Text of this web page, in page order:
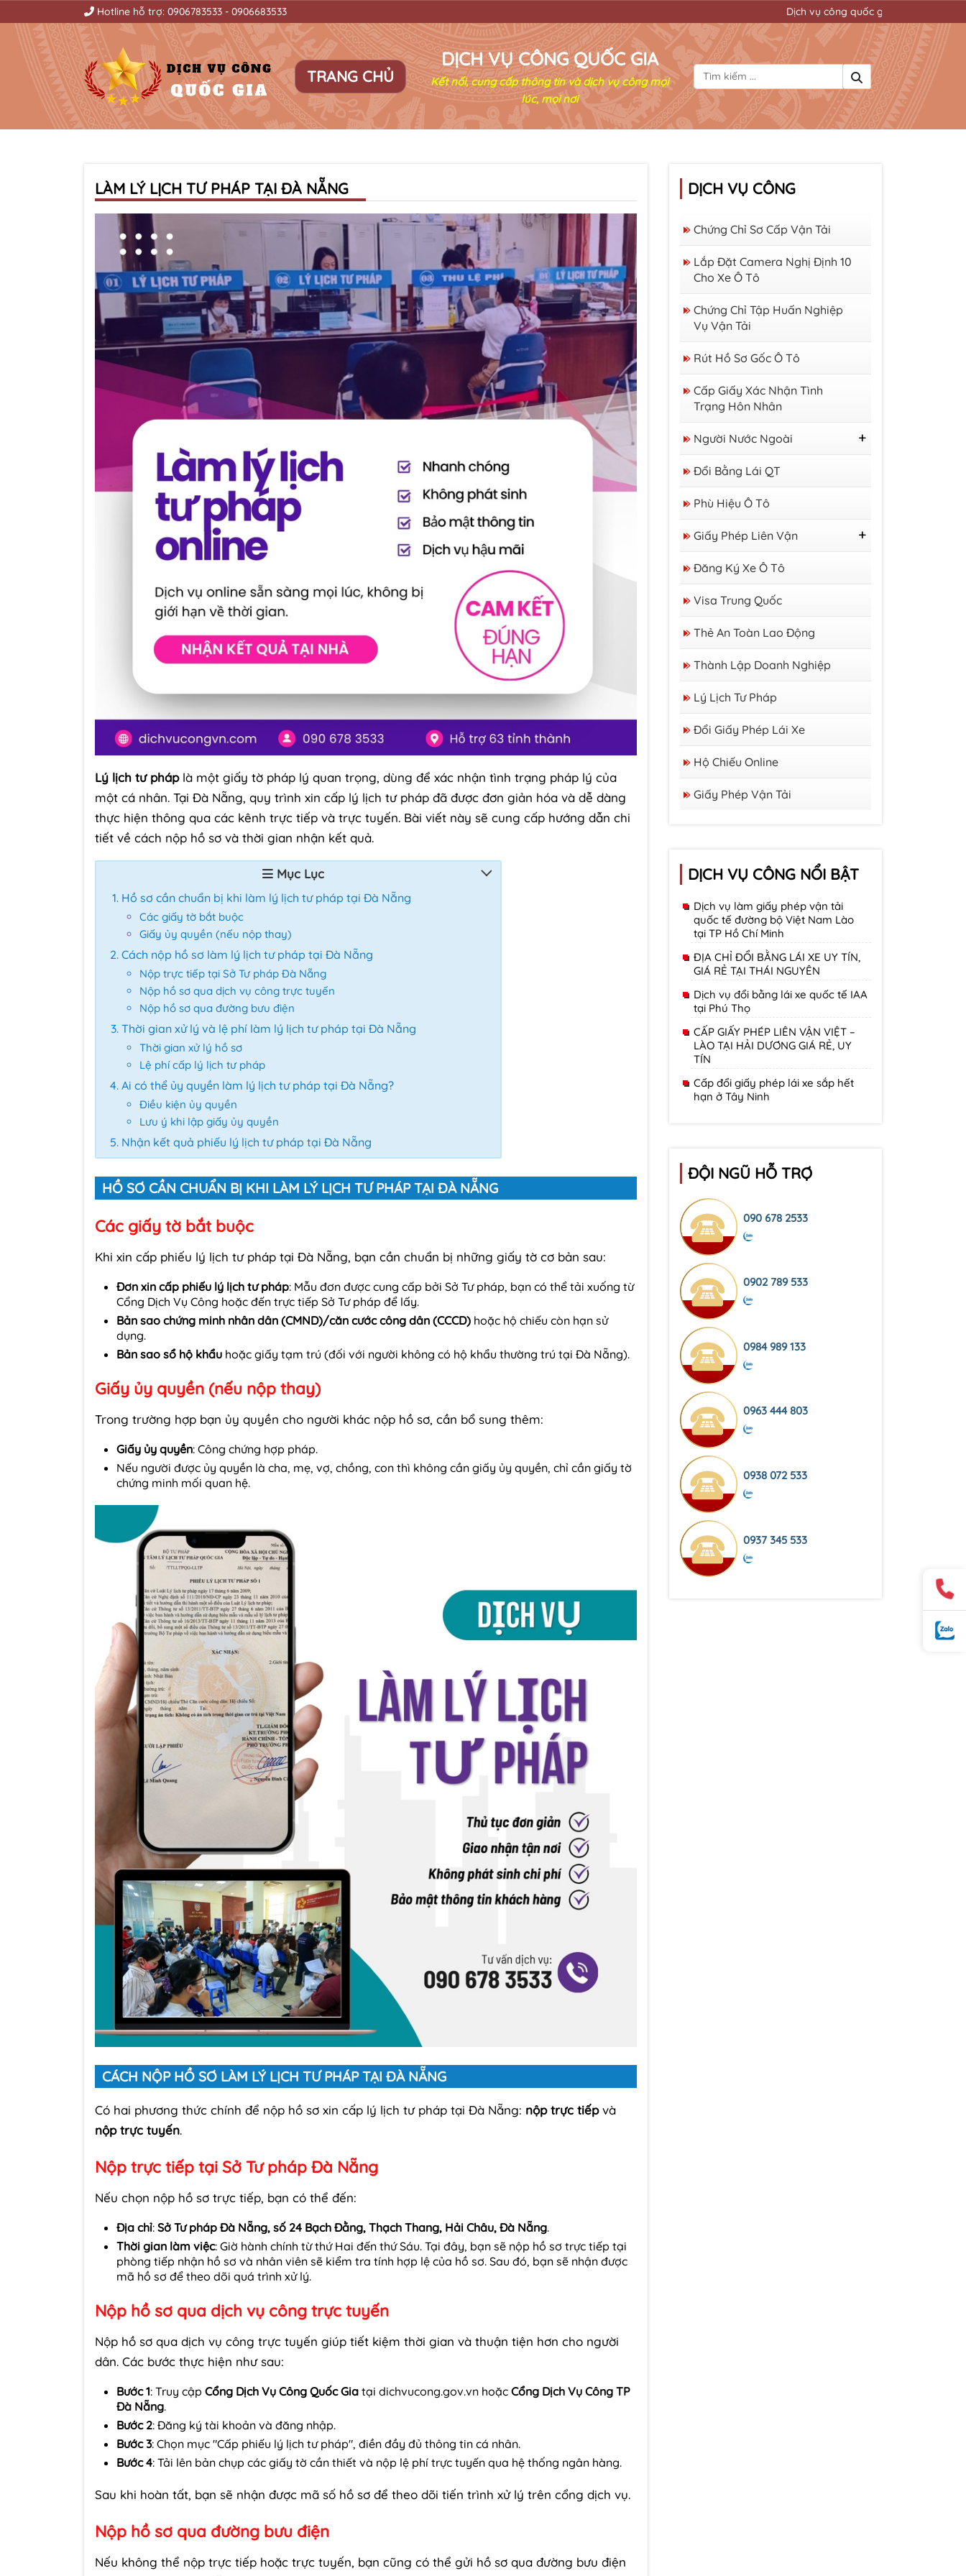
Hotline hỗ trợ: 0906783533 - 0906683533 Dịch vụ công quốc gia đơn giản mọi thủ tục hành
TRANG CHỦ
DỊCH VỤ CÔNG QUỐC GIA
Kết nối, cung cấp thông tin và dịch vụ công mọi
lúc, mọi nơi
LÀM LÝ LỊCH TƯ PHÁP TẠI ĐÀ NẴNG
Lý lịch tư pháplà một giấy tờ pháp lý quan trọng, dùng để xác nhận tình trạng pháp lý của
một cá nhân. Tại Đà Nẵng, quy trình xin cấp lý lịch tư pháp đã được đơn giản hóa và dễ dàng
thực hiện thông qua các kênh trực tiếp và trực tuyến. Bài viết này sẽ cung cấp hướng dẫn chi
tiết về cách nộp hồ sơ và thời gian nhận kết quả.
Mục Lục
Hồ sơ cần chuẩn bị khi làm lý lịch tư pháp tại Đà Nẵng
Các giấy tờ bắt buộc
Giấy ủy quyền (nếu nộp thay)
Cách nộp hồ sơ làm lý lịch tư pháp tại Đà Nẵng
Nộp trực tiếp tại Sở Tư pháp Đà Nẵng
Nộp hồ sơ qua dịch vụ công trực tuyến
Nộp hồ sơ qua đường bưu điện
Thời gian xử lý và lệ phí làm lý lịch tư pháp tại Đà Nẵng
Thời gian xử lý hồ sơ
Lệ phí cấp lý lịch tư pháp
Ai có thể ủy quyền làm lý lịch tư pháp tại Đà Nẵng?
Điều kiện ủy quyền
Lưu ý khi lập giấy ủy quyền
Nhận kết quả phiếu lý lịch tư pháp tại Đà Nẵng
HỒ SƠ CẦN CHUẨN BỊ KHI LÀM LÝ LỊCH TƯ PHÁP TẠI ĐÀ NẴNG
Các giấy tờ bắt buộc
Khi xin cấp phiếu lý lịch tư pháp tại Đà Nẵng, bạn cần chuẩn bị những giấy tờ cơ bản sau:
Đơn xin cấp phiếu lý lịch tư pháp: Mẫu đơn được cung cấp bởi Sở Tư pháp, bạn có thể tải xuống từ
Cổng Dịch Vụ Công hoặc đến trực tiếp Sở Tư pháp để lấy.
Bản sao chứng minh nhân dân (CMND)/căn cước công dân (CCCD) hoặc hộ chiếu còn hạn sử
dụng.
Bản sao sổ hộ khẩu hoặc giấy tạm trú (đối với người không có hộ khẩu thường trú tại Đà Nẵng).
Giấy ủy quyền (nếu nộp thay)
Trong trường hợp bạn ủy quyền cho người khác nộp hồ sơ, cần bổ sung thêm:
Giấy ủy quyền: Công chứng hợp pháp.
Nếu người được ủy quyền là cha, mẹ, vợ, chồng, con thì không cần giấy ủy quyền, chỉ cần giấy tờ
chứng minh mối quan hệ.
CÁCH NỘP HỒ SƠ LÀM LÝ LỊCH TƯ PHÁP TẠI ĐÀ NẴNG
Có hai phương thức chính để nộp hồ sơ xin cấp lý lịch tư pháp tại Đà Nẵng: nộp trực tiếpvà
nộp trực tuyến.
Nộp trực tiếp tại Sở Tư pháp Đà Nẵng
Nếu chọn nộp hồ sơ trực tiếp, bạn có thể đến:
Địa chỉ: Sở Tư pháp Đà Nẵng, số 24 Bạch Đằng, Thạch Thang, Hải Châu, Đà Nẵng.
Thời gian làm việc: Giờ hành chính từ thứ Hai đến thứ Sáu. Tại đây, bạn sẽ nộp hồ sơ trực tiếp tại
phòng tiếp nhận hồ sơ và nhân viên sẽ kiểm tra tính hợp lệ của hồ sơ. Sau đó, bạn sẽ nhận được
mã hồ sơ để theo dõi quá trình xử lý.
Nộp hồ sơ qua dịch vụ công trực tuyến
Nộp hồ sơ qua dịch vụ công trực tuyến giúp tiết kiệm thời gian và thuận tiện hơn cho người
dân. Các bước thực hiện như sau:
Bước 1: Truy cập Cổng Dịch Vụ Công Quốc Gia tại dichvucong.gov.vn hoặc Cổng Dịch Vụ Công TP
Đà Nẵng.
Bước 2: Đăng ký tài khoản và đăng nhập.
Bước 3: Chọn mục "Cấp phiếu lý lịch tư pháp", điền đầy đủ thông tin cá nhân.
Bước 4: Tải lên bản chụp các giấy tờ cần thiết và nộp lệ phí trực tuyến qua hệ thống ngân hàng.
Sau khi hoàn tất, bạn sẽ nhận được mã số hồ sơ để theo dõi tiến trình xử lý trên cổng dịch vụ.
Nộp hồ sơ qua đường bưu điện
Nếu không thể nộp trực tiếp hoặc trực tuyến, bạn cũng có thể gửi hồ sơ qua đường bưu điện
DỊCH VỤ CÔNG
Chứng Chỉ Sơ Cấp Vận Tải
Lắp Đặt Camera Nghị Định 10
Cho Xe Ô Tô
Chứng Chỉ Tập Huấn Nghiệp
Vụ Vận Tải
Rút Hồ Sơ Gốc Ô Tô
Cấp Giấy Xác Nhận Tình
Trạng Hôn Nhân
Người Nước Ngoài
Thị Thực
Thẻ Tạm Trú
Giấy Phép Lao Động
Đổi Bằng Lái QT
Phù Hiệu Ô Tô
Giấy Phép Liên Vận
GP Liên Vận Việt - Lào
GP Liên Vận Việt -
Đăng Ký Xe Ô Tô
Visa Trung Quốc
Thẻ An Toàn Lao Động
Thành Lập Doanh Nghiệp
Lý Lịch Tư Pháp
Đổi Giấy Phép Lái Xe
Hộ Chiếu Online
Giấy Phép Vận Tải
DỊCH VỤ CÔNG NỔI BẬT
Dịch vụ làm giấy phép vận tải
quốc tế đường bộ Việt Nam Lào
tại TP Hồ Chí Minh
ĐỊA CHỈ ĐỔI BẰNG LÁI XE UY TÍN,
GIÁ RẺ TẠI THÁI NGUYÊN
Dịch vụ đổi bằng lái xe quốc tế IAA
tại Phú Thọ
CẤP GIẤY PHÉP LIÊN VẬN VIỆT –
LÀO TẠI HẢI DƯƠNG GIÁ RẺ, UY
TÍN
Cấp đổi giấy phép lái xe sắp hết
hạn ở Tây Ninh
ĐỘI NGŨ HỖ TRỢ
090 678 2533
0902 789 533
0984 989 133
0963 444 803
0938 072 533
0937 345 533